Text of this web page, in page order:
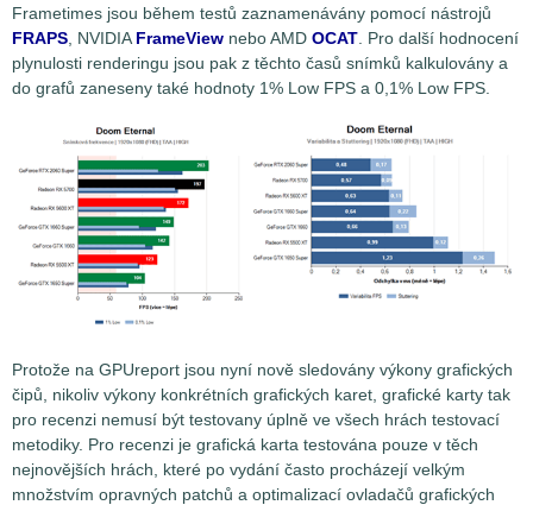
Frametimes jsou během testů zaznamenávány pomocí nástrojů
FRAPS, NVIDIAFrameView nebo AMD OCAT. Pro další hodnocení
plynulosti renderingu jsou pak z těchto časů snímků kalkulovány a
do grafů zaneseny také hodnoty 1% Low FPS a 0,1% Low FPS.
Protože na GPUreport jsou nyní nově sledovány výkony grafických
čipů, nikoliv výkony konkrétních grafických karet, grafické karty tak
pro recenzi nemusí být testovany úplně ve všech hrách testovací
metodiky. Pro recenzi je grafická karta testována pouze v těch
nejnovějších hrách, které po vydání často procházejí velkým
množstvím opravných patchů a optimalizací ovladačů grafických